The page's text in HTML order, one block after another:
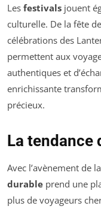
Les festivals jouent
culturelle. De la fête
célébrations des
permettent aux
authentiques et
enrichissante
précieux.
La tendance
Avec l’avènement de
durable prend une
plus de voyageurs